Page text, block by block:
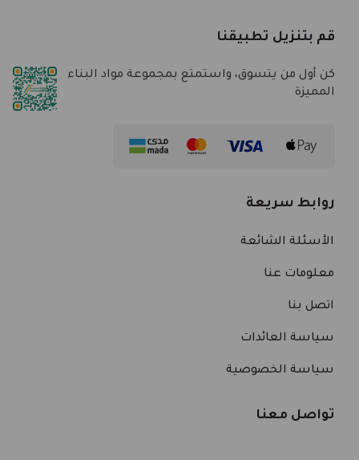
قم بتنزيل تطبيقنا
كن أول من يتسوق، واستمتع بمجموعة مواد البناء
المميزة
روابط سريعة
الأسئلة الشائعة
معلومات عنا
اتصل بنا
سياسة العائدات
سياسة الخصوصية
تواصل معنا